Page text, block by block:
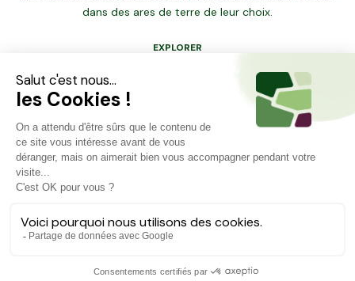
dans des ares de terre de leur choix.
EXPLORER
RESSOURCES
Blog
À PROPOS